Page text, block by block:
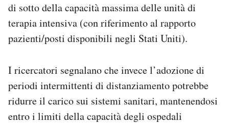
di sotto della capacità massima delle unità di
terapia intensiva (con riferimento al rapporto
pazienti/posti disponibili negli Stati Uniti).
I ricercatori segnalano che invece l’adozione di
periodi intermittenti di distanziamento potrebbe
ridurre il carico sui sistemi sanitari, mantenendosi
entro i limiti della capacità degli ospedali